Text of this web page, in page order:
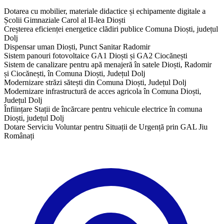
Dotarea cu mobilier, materiale didactice și echipamente digitale a
Școlii Gimnaziale Carol al II-lea Dioști
Creșterea eficienței energetice clădiri publice Comuna Dioști, județul
Dolj
Dispensar uman Dioști, Punct Sanitar Radomir
Sistem panouri fotovoltaice GA1 Dioști și GA2 Ciocănești
Sistem de canalizare pentru apă menajeră în satele Dioști, Radomir
și Ciocănești, în Comuna Dioști, Județul Dolj
Modernizare străzi sătești din Comuna Dioști, Județul Dolj
Modernizare infrastructură de acces agricola în Comuna Dioști,
Județul Dolj
Înființare Stații de încărcare pentru vehicule electrice în comuna
Dioști, județul Dolj
Dotare Serviciu Voluntar pentru Situații de Urgență prin GAL Jiu
Românați